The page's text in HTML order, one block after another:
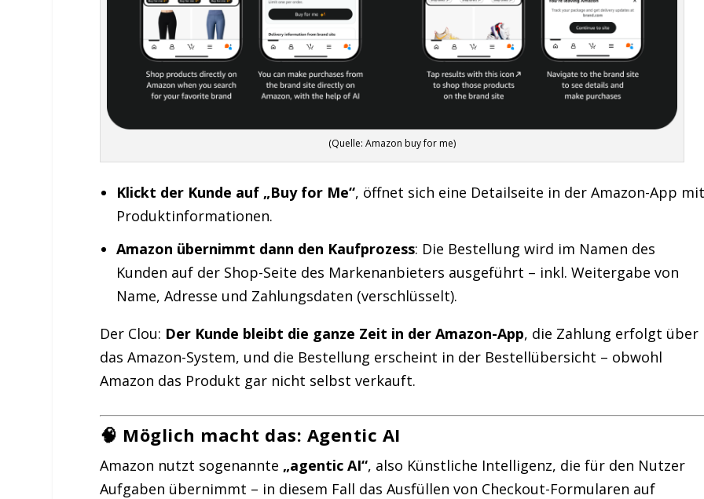
(Quelle: Amazon buy for me)
Klickt der Kunde auf „Buy for Me“, öffnet sich eine Detailseite in der Amazon-App mit
Produktinformationen.
Amazon übernimmt dann den Kaufprozess: Die Bestellung wird im Namen des
Kunden auf der Shop-Seite des Markenanbieters ausgeführt – inkl. Weitergabe von
Name, Adresse und Zahlungsdaten (verschlüsselt).
Der Clou: Der Kunde bleibt die ganze Zeit in der Amazon-App, die Zahlung erfolgt über
das Amazon-System, und die Bestellung erscheint in der Bestellübersicht – obwohl
Amazon das Produkt gar nicht selbst verkauft.
🧠 Möglich macht das: Agentic AI
Amazon nutzt sogenannte „agentic AI“, also Künstliche Intelligenz, die für den Nutzer
Aufgaben übernimmt – in diesem Fall das Ausfüllen von Checkout-Formularen auf